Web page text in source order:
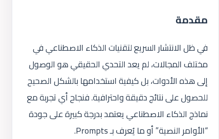
مقدمة
في ظل الانتشار السريع لتقنيات الذكاء الاصطناعي في
مختلف المجالات، لم يعد التحدي الحقيقي هو الوصول
إلى هذه الأدوات، بل كيفية استخدامها بالشكل الصحيح
للحصول على نتائج دقيقة واحترافية. فنجاح أي تجربة مع
نماذج الذكاء الاصطناعي يعتمد بدرجة كبيرة على جودة
“الأوامر النصية” أو ما يُعرف بـ Prompts.